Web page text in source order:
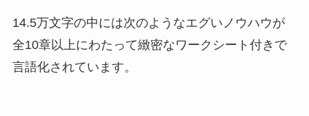
14.5万文字の中には次のようなエグいノウハウが
全10章以上にわたって緻密なワークシート付きで
言語化されています。